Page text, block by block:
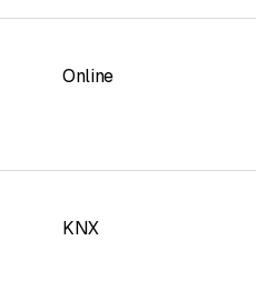
Online
KNX